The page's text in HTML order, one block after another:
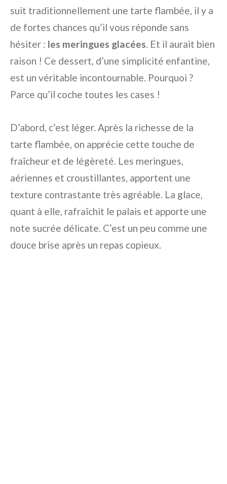
suit traditionnellement une tarte flambée, il y a
de fortes chances qu’il vous réponde sans
hésiter : les meringues glacées . Et il aurait bien
raison ! Ce dessert, d’une simplicité enfantine,
est un véritable incontournable. Pourquoi ?
Parce qu’il coche toutes les cases !
D’abord, c’est léger. Après la richesse de la
tarte flambée, on apprécie cette touche de
fraîcheur et de légèreté. Les meringues,
aériennes et croustillantes, apportent une
texture contrastante très agréable. La glace,
quant à elle, rafraîchit le palais et apporte une
note sucrée délicate. C’est un peu comme une
douce brise après un repas copieux.